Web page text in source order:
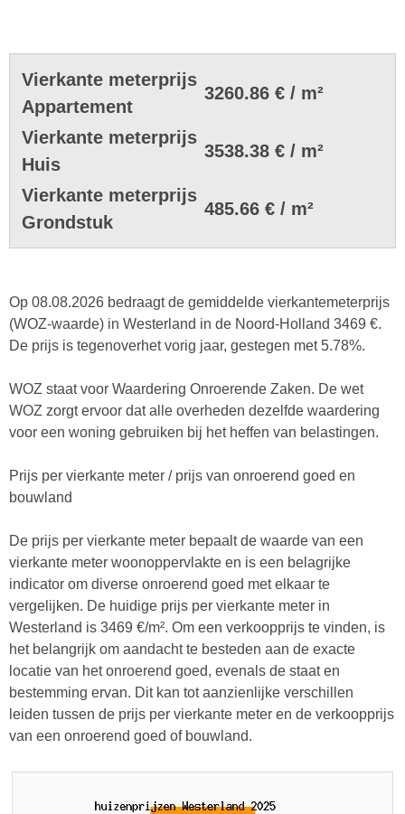
Vierkante meterprijs
Appartement
3260.86 € / m²
Vierkante meterprijs
Huis
3538.38 € / m²
Vierkante meterprijs
Grondstuk
485.66 € / m²
Op 08.08.2026 bedraagt de gemiddelde vierkantemeterprijs
(WOZ-waarde) in Westerland in de Noord-Holland 3469 €.
De prijs is tegenoverhet vorig jaar, gestegen met 5.78%.
WOZ staat voor Waardering Onroerende Zaken. De wet
WOZ zorgt ervoor dat alle overheden dezelfde waardering
voor een woning gebruiken bij het heffen van belastingen.
Prijs per vierkante meter / prijs van onroerend goed en
bouwland
De prijs per vierkante meter bepaalt de waarde van een
vierkante meter woonoppervlakte en is een belagrijke
indicator om diverse onroerend goed met elkaar te
vergelijken. De huidige prijs per vierkante meter in
Westerland is 3469 €/m². Om een verkoopprijs te vinden, is
het belangrijk om aandacht te besteden aan de exacte
locatie van het onroerend goed, evenals de staat en
bestemming ervan. Dit kan tot aanzienlijke verschillen
leiden tussen de prijs per vierkante meter en de verkoopprijs
van een onroerend goed of bouwland.